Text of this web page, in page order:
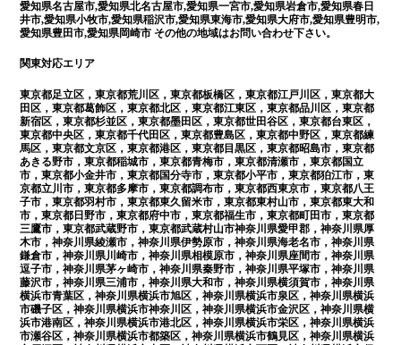
愛知県名古屋市,愛知県北名古屋市,愛知県一宮市,愛知県岩倉市,愛知県春日
井市,愛知県小牧市,愛知県稲沢市,愛知県東海市,愛知県大府市,愛知県豊明市,
愛知県豊田市,愛知県岡崎市 その他の地域はお問い合わせ下さい。
関東対応エリア
東京都足立区，東京都荒川区，東京都板橋区，東京都江戸川区，東京都大
田区，東京都葛飾区，東京都北区，東京都江東区，東京都品川区，東京都
新宿区，東京都杉並区，東京都墨田区，東京都世田谷区，東京都台東区，
東京都中央区，東京都千代田区，東京都豊島区，東京都中野区，東京都練
馬区，東京都文京区，東京都港区，東京都目黒区，東京都昭島市，東京都
あきる野市，東京都稲城市，東京都青梅市，東京都清瀬市，東京都国立
市，東京都小金井市，東京都国分寺市，東京都小平市，東京都狛江市，東
京都立川市，東京都多摩市，東京都調布市，東京都西東京市，東京都八王
子市，東京都羽村市，東京都東久留米市，東京都東村山市，東京都東大和
市，東京都日野市，東京都府中市，東京都福生市，東京都町田市，東京都
三鷹市，東京都武蔵野市，東京都武蔵村山市神奈川県愛甲郡，神奈川県厚
木市，神奈川県綾瀬市，神奈川県伊勢原市，神奈川県海老名市，神奈川県
鎌倉市，神奈川県川崎市，神奈川県相模原市，神奈川県座間市，神奈川県
逗子市，神奈川県茅ヶ崎市，神奈川県秦野市，神奈川県平塚市，神奈川県
藤沢市，神奈川県三浦市，神奈川県大和市，神奈川県横須賀市，神奈川県
横浜市青葉区，神奈川県横浜市旭区，神奈川県横浜市泉区，神奈川県横浜
市磯子区，神奈川県横浜市神奈川区，神奈川県横浜市金沢区，神奈川県横
浜市港南区，神奈川県横浜市港北区，神奈川県横浜市栄区，神奈川県横浜
市瀬谷区，神奈川県横浜市都築区，神奈川県横浜市鶴見区，神奈川県横浜